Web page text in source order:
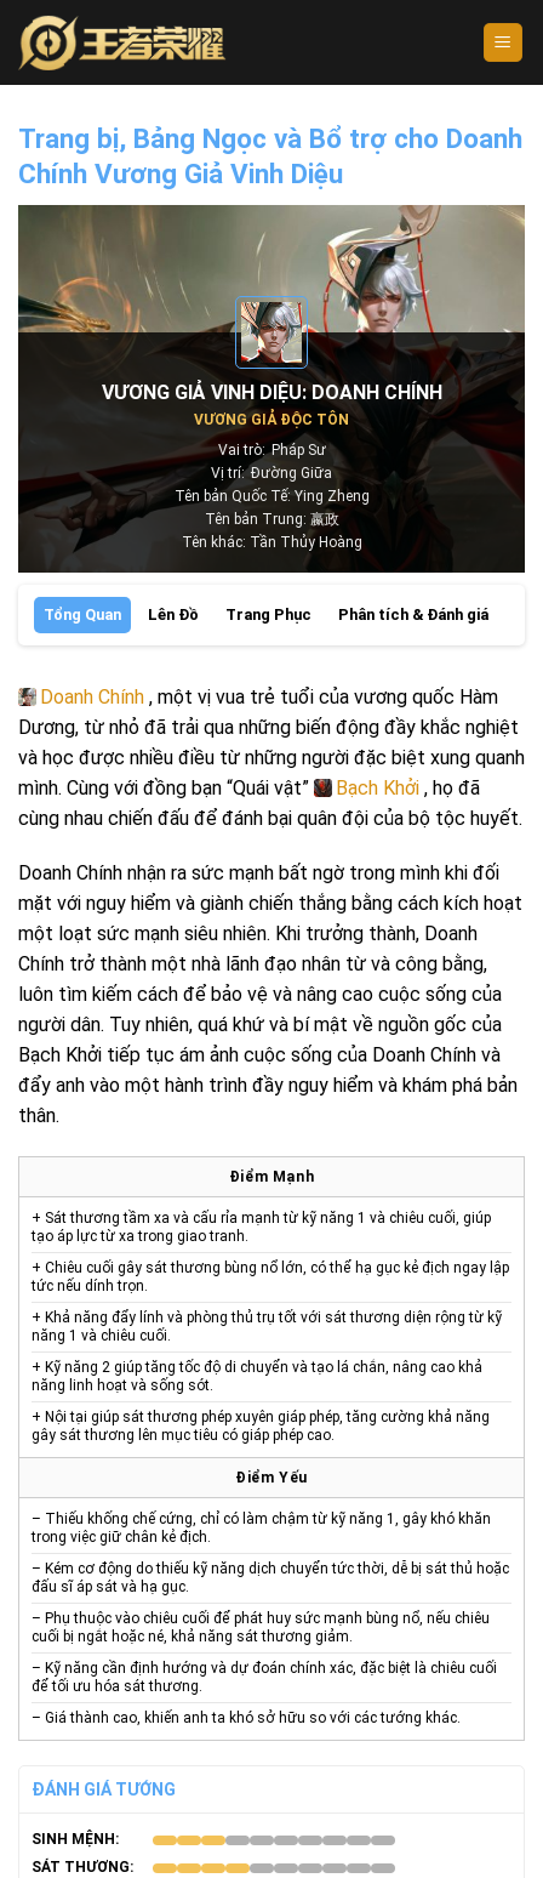
Skip
content
Trang bị, Bảng Ngọc và Bổ trợ cho Doanh
Chính Vương Giả Vinh Diệu
VƯƠNG GIẢ VINH DIỆU: DOANH CHÍNH
VƯƠNG GIẢ ĐỘC TÔN
Vai trò: Pháp Sư
Vị trí: Đường Giữa
Tên bản Quốc Tế: Ying Zheng
Tên bản Trung: 嬴政
Tên khác: Tần Thủy Hoàng
Tổng Quan Lên Đồ Trang Phục Phân tích & Đánh giá
Doanh Chính , một vị vua trẻ tuổi của vương quốc Hàm
Dương, từ nhỏ đã trải qua những biến động đầy khắc nghiệt
và học được nhiều điều từ những người đặc biệt xung quanh
mình. Cùng với đồng bạn “Quái vật”
Bạch Khởi , họ đã
cùng nhau chiến đấu để đánh bại quân đội của bộ tộc huyết.
Doanh Chính nhận ra sức mạnh bất ngờ trong mình khi đối
mặt với nguy hiểm và giành chiến thắng bằng cách kích hoạt
một loạt sức mạnh siêu nhiên. Khi trưởng thành, Doanh
Chính trở thành một nhà lãnh đạo nhân từ và công bằng,
luôn tìm kiếm cách để bảo vệ và nâng cao cuộc sống của
người dân. Tuy nhiên, quá khứ và bí mật về nguồn gốc của
Bạch Khởi tiếp tục ám ảnh cuộc sống của Doanh Chính và
đẩy anh vào một hành trình đầy nguy hiểm và khám phá bản
thân.
Điểm Mạnh
+ Sát thương tầm xa và cấu rỉa mạnh từ kỹ năng 1 và chiêu cuối, giúp
tạo áp lực từ xa trong giao tranh.
+ Chiêu cuối gây sát thương bùng nổ lớn, có thể hạ gục kẻ địch ngay lập
tức nếu dính trọn.
+ Khả năng đẩy lính và phòng thủ trụ tốt với sát thương diện rộng từ kỹ
năng 1 và chiêu cuối.
+ Kỹ năng 2 giúp tăng tốc độ di chuyển và tạo lá chắn, nâng cao khả
năng linh hoạt và sống sót.
+ Nội tại giúp sát thương phép xuyên giáp phép, tăng cường khả năng
gây sát thương lên mục tiêu có giáp phép cao.
Điểm Yếu
– Thiếu khống chế cứng, chỉ có làm chậm từ kỹ năng 1, gây khó khăn
trong việc giữ chân kẻ địch.
– Kém cơ động do thiếu kỹ năng dịch chuyển tức thời, dễ bị sát thủ hoặc
đấu sĩ áp sát và hạ gục.
– Phụ thuộc vào chiêu cuối để phát huy sức mạnh bùng nổ, nếu chiêu
cuối bị ngắt hoặc né, khả năng sát thương giảm.
– Kỹ năng cần định hướng và dự đoán chính xác, đặc biệt là chiêu cuối
để tối ưu hóa sát thương.
– Giá thành cao, khiến anh ta khó sở hữu so với các tướng khác.
ĐÁNH GIÁ TƯỚNG
SINH MỆNH:
SÁT THƯƠNG: